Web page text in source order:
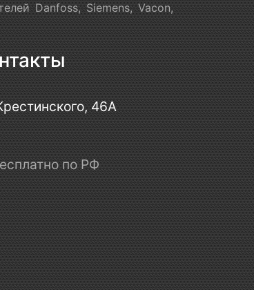
Danfoss, Siemens, Vacon,
46А
по РФ